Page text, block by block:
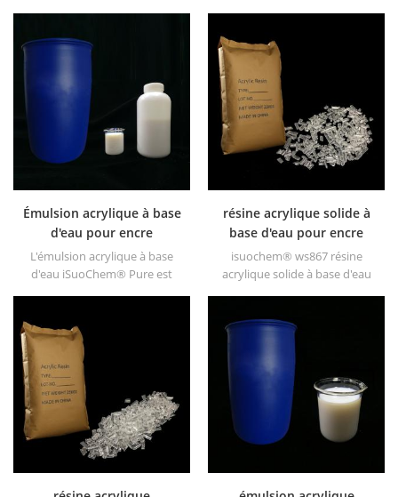
à l'abrasion, bonne solubilité,
imprimabilité et bonne
transitivité.
à solvant, les vernis, les
peintures plastiques, les
peintures pour conteneurs,
Émulsion acrylique à base
d'eau pour encre
L'émulsion acrylique à base
d'eau iSuoChem® Pure est
l'encre et l'OPV, l'apprêt UV et
l'encre plastique.
résine acrylique solide à
base d'eau pour encre
d'imprimerie
isuochem® ws867 résine
acrylique solide à base d'eau
résistance à l'abrasion, bonne
imprimabilité et bonne
transitivité.